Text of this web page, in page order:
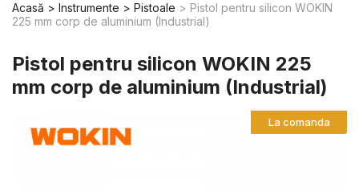
Acasă Instrumente Pistoale
Pistol pentru silicon WOKIN
225 mm corp de aluminium (Industrial)
Pistol pentru silicon WOKIN 225
mm corp de aluminium (Industrial)
La comanda